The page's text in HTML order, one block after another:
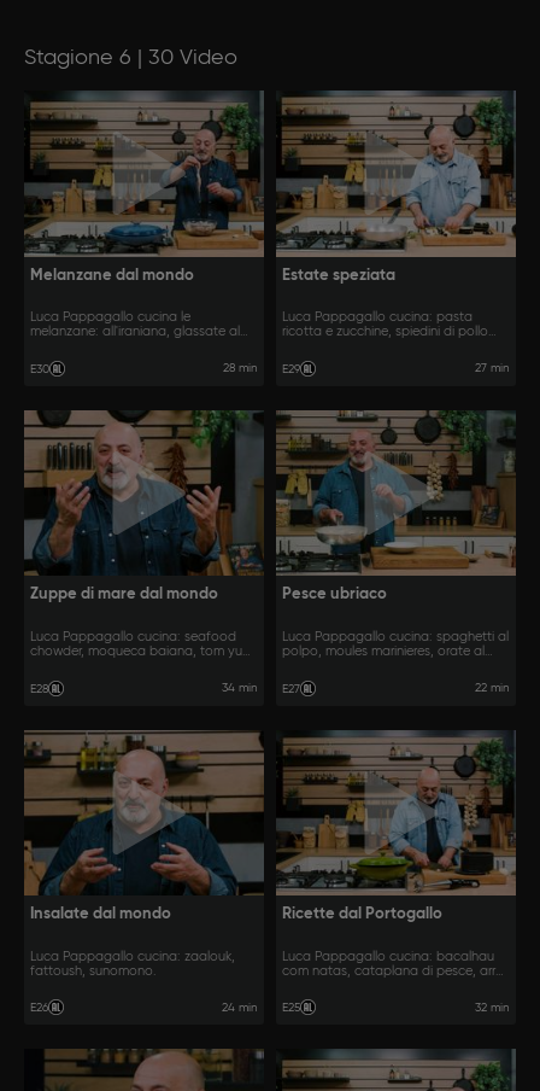
Stagione 6 | 30 Video
Melanzane dal mondo
Luca Pappagallo cucina le
melanzane: all'iraniana, glassate al
E30 28 min
Estate speziata
Luca Pappagallo cucina: pasta
ricotta e zucchine, spiedini di pollo
E29 27 min
Zuppe di mare dal mondo
Luca Pappagallo cucina: seafood
chowder, moqueca baiana, tom yum
E28 34 min
Pesce ubriaco
Luca Pappagallo cucina: spaghetti al
polpo, moules marinieres, orate al
E27 22 min
Insalate dal mondo
Luca Pappagallo cucina: zaalouk,
fattoush, sunomono.
E26 24 min
Ricette dal Portogallo
Luca Pappagallo cucina: bacalhau
com natas, cataplana di pesce, arroz
E25 32 min